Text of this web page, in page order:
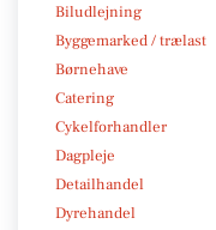
Biludlejning
Byggemarked / trælast
Børnehave
Catering
Cykelforhandler
Dagpleje
Detailhandel
Dyrehandel